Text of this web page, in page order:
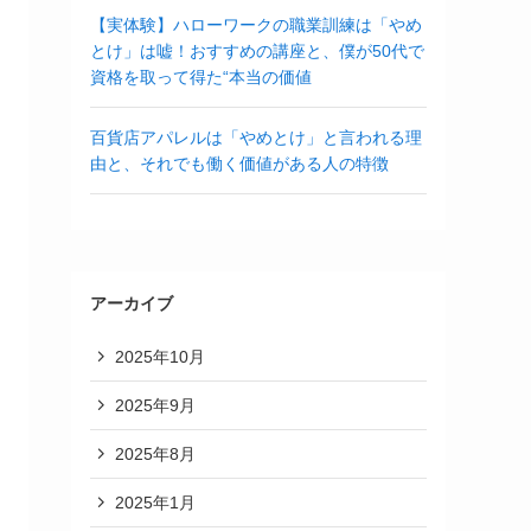
【実体験】ハローワークの職業訓練は「やめ
とけ」は嘘！おすすめの講座と、僕が50代で
資格を取って得た“本当の価値
百貨店アパレルは「やめとけ」と言われる理
由と、それでも働く価値がある人の特徴
アーカイブ
2025年10月
2025年9月
2025年8月
2025年1月